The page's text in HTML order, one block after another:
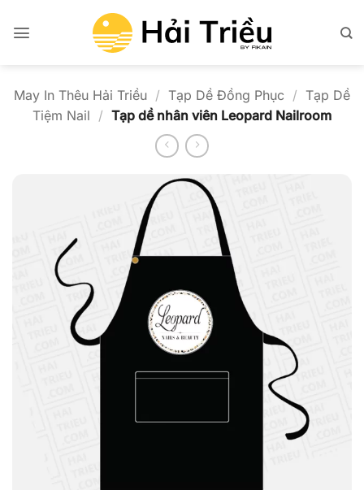
qua
May In Thêu Hải Triều / Tạp Dề Đồng Phục / Tạp Dề
Tiệm Nail / Tạp dề nhân viên Leopard Nailroom